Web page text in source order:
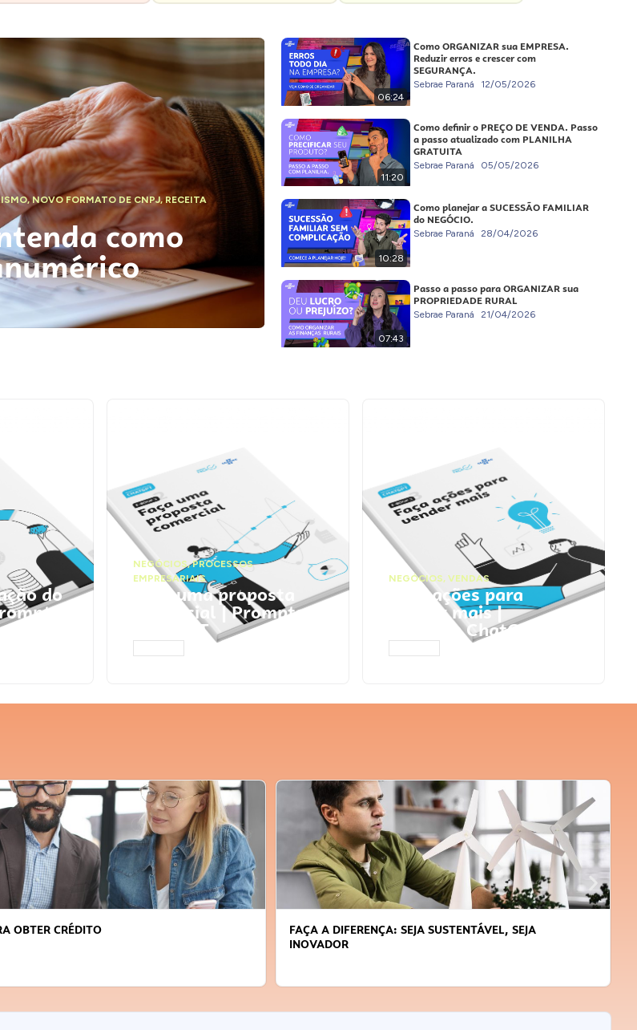
,NOVO FORMATO DE CNPJ,RECEITA
como
06:24
Como ORGANIZAR sua EMPRESA.
Reduzir erros e crescer com
SEGURANÇA.
Sebrae Paraná 12/05/2026
11:20
Como definir o PREÇO DE VENDA. Passo
a passo atualizado com PLANILHA
GRATUITA
Sebrae Paraná 05/05/2026
10:28
Como planejar a SUCESSÃO FAMILIAR
do NEGÓCIO.
Sebrae Paraná 28/04/2026
07:43
Passo a passo para ORGANIZAR sua
PROPRIEDADE RURAL
Sebrae Paraná 21/04/2026
do
NEGÓCIOS,PROCESSOS
EMPRESARIAIS
Faça uma proposta
comercial | Prompts
ChatGPT
NEGÓCIOS, VENDAS
Faça ações para
vender mais |
Prompts ChatGPT
OBTER CRÉDITO
FAÇA A DIFERENÇA: SEJA SUSTENTÁVEL, SEJA
INOVADOR